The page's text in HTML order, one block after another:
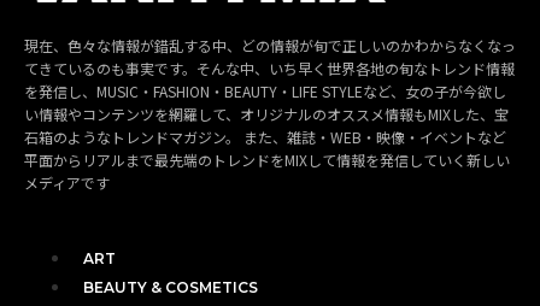
現在、色々な情報が錯乱する中、どの情報が旬で正しいのかわからなくなっ
てきているのも事実です。そんな中、いち早く世界各地の旬なトレンド情報
を発信し、MUSIC・FASHION・BEAUTY・LIFE STYLEなど、女の子が今欲し
い情報やコンテンツを網羅して、オリジナルのオススメ情報もMIXした、宝
石箱のようなトレンドマガジン。 また、雑誌・WEB・映像・イベントなど
平面からリアルまで最先端のトレンドをMIXして情報を発信していく新しい
メディアです
ART
BEAUTY & COSMETICS